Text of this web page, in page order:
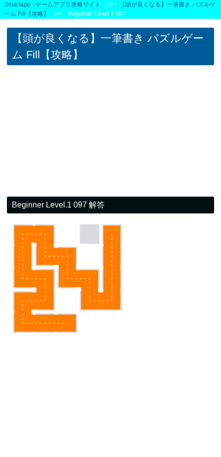
Smartapp - ゲームアプリ攻略サイト >>
【頭が良くなる】一筆書き パズルゲ
ーム Fill【攻略】
>> Beginner Level.1 097
【頭が良くなる】一筆書き パズルゲー
ム Fill【攻略】
Beginner Level.1 097 解答